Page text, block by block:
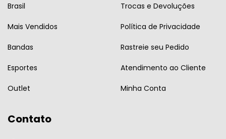
Brasil
Mais Vendidos
Bandas
Esportes
Outlet
Trocas e Devoluções
Política de Privacidade
Rastreie seu Pedido
Atendimento ao Cliente
Minha Conta
Contato